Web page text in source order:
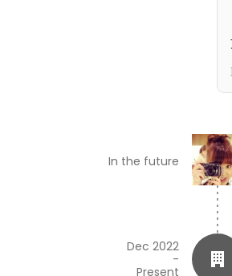
In the future
Dec 2022
-
Present